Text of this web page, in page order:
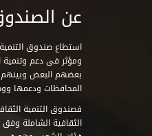
عن
ومؤثر فى دعم وتنمية
بعضهم البعض
المحافظات ودعمها
فصندوق التنمية
الثقافية الشاملة